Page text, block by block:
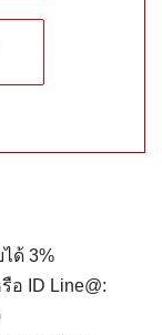
ด้ 3%
อ ID Line@: